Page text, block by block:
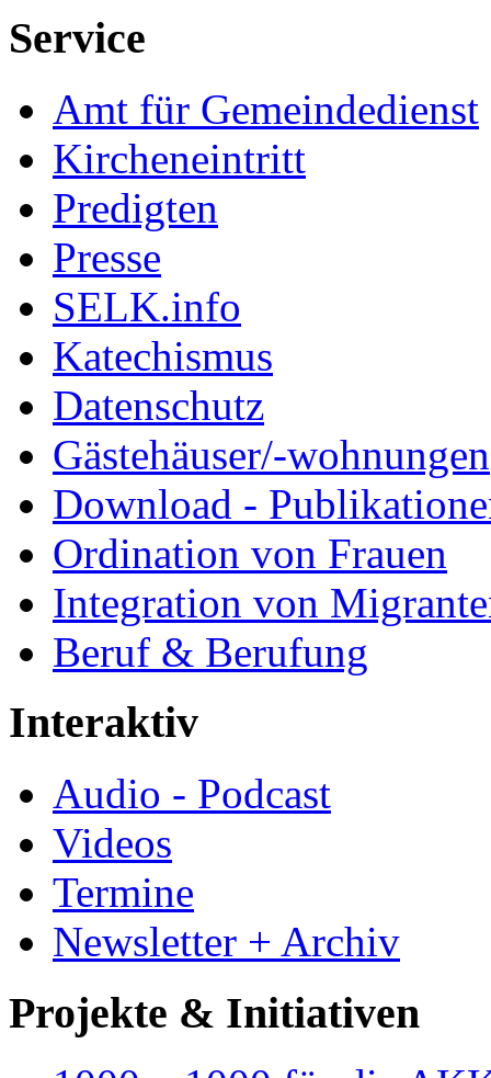
Service
Amt für Gemeindedienst
Kircheneintritt
Predigten
Presse
SELK.info
Katechismus
Datenschutz
Gästehäuser/-wohnungen
Download -
Ordination von Frauen
Integration von
Beruf & Berufung
Interaktiv
Audio - Podcast
Videos
Termine
Newsletter + Archiv
Projekte & Initiativen